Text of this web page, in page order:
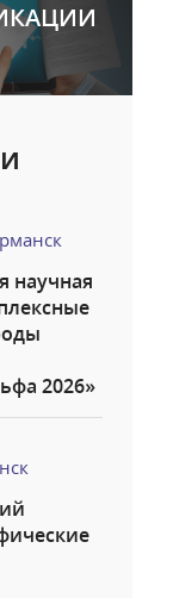
научная
2026»